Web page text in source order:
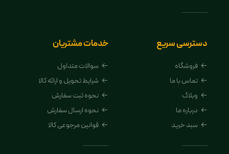
دسترسی سریع
فروشگاه
تماس با ما
وبلاگ
درباره ما
سبد خرید
خدمات مشتریان
سوالات متداول
شرایط تحویل و ارائه کالا
نحوه ثبت سفارش
نحوه ارسال سفارش
قوانین مرجوعی کالا